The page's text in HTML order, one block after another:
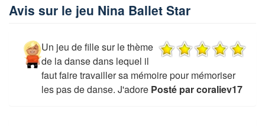
Avis sur le jeu Nina Ballet Star
Un jeu de fille sur le thème
de la danse dans lequel il
faut faire travailler sa mémoire pour mémoriser
les pas de danse. J'adore Posté par coraliev17